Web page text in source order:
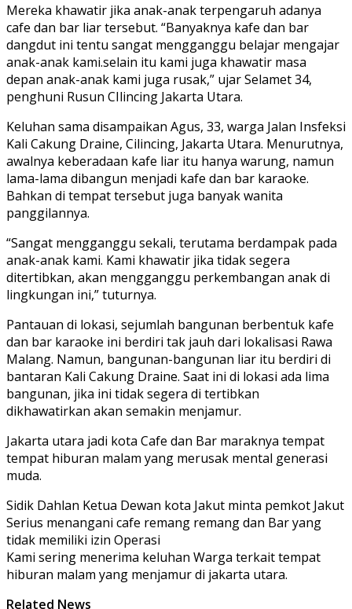
Mereka khawatir jika anak-anak terpengaruh adanya
cafe dan bar liar tersebut. “Banyaknya kafe dan bar
dangdut ini tentu sangat mengganggu belajar mengajar
anak-anak kami.selain itu kami juga khawatir masa
depan anak-anak kami juga rusak,” ujar Selamet 34,
penghuni Rusun CIlincing Jakarta Utara.
Keluhan sama disampaikan Agus, 33, warga Jalan Insfeksi
Kali Cakung Draine, Cilincing, Jakarta Utara. Menurutnya,
awalnya keberadaan kafe liar itu hanya warung, namun
lama-lama dibangun menjadi kafe dan bar karaoke.
Bahkan di tempat tersebut juga banyak wanita
panggilannya.
“Sangat mengganggu sekali, terutama berdampak pada
anak-anak kami. Kami khawatir jika tidak segera
ditertibkan, akan mengganggu perkembangan anak di
lingkungan ini,” tuturnya.
Pantauan di lokasi, sejumlah bangunan berbentuk kafe
dan bar karaoke ini berdiri tak jauh dari lokalisasi Rawa
Malang. Namun, bangunan-bangunan liar itu berdiri di
bantaran Kali Cakung Draine. Saat ini di lokasi ada lima
bangunan, jika ini tidak segera di tertibkan
dikhawatirkan akan semakin menjamur.
Jakarta utara jadi kota Cafe dan Bar maraknya tempat
tempat hiburan malam yang merusak mental generasi
muda.
Sidik Dahlan Ketua Dewan kota Jakut minta pemkot Jakut
Serius menangani cafe remang remang dan Bar yang
tidak memiliki izin Operasi
Kami sering menerima keluhan Warga terkait tempat
hiburan malam yang menjamur di jakarta utara.
Related News